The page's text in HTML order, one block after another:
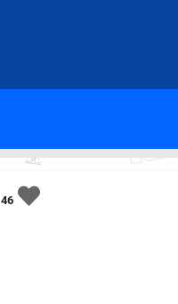
46